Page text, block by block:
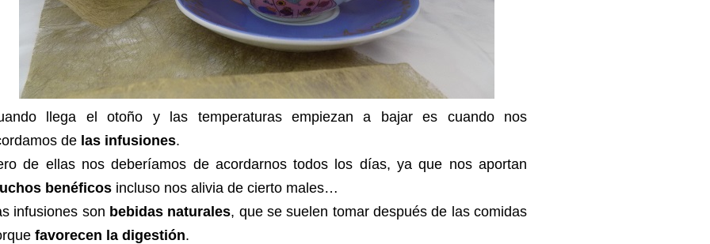
llega el otoño y las temperaturas empiezan a bajar es cuando nos
de las infusiones.
de ellas nos deberíamos de acordarnos todos los días, ya que nos aportan
benéficos incluso nos alivia de cierto males…
infusiones son bebidas naturales, que se suelen tomar después de las comidas
favorecen la digestión.